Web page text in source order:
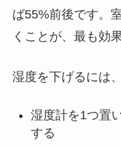
ば55%前後です。
くことが、最も効
湿度を下げるには
湿度計を1つ置
する